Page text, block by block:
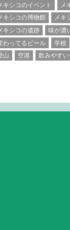
キシコのイベント
メ
キシコの博物館
メキ
キシコの遺跡
味が濃
わってるビール
学校
山
空港 飲みやす